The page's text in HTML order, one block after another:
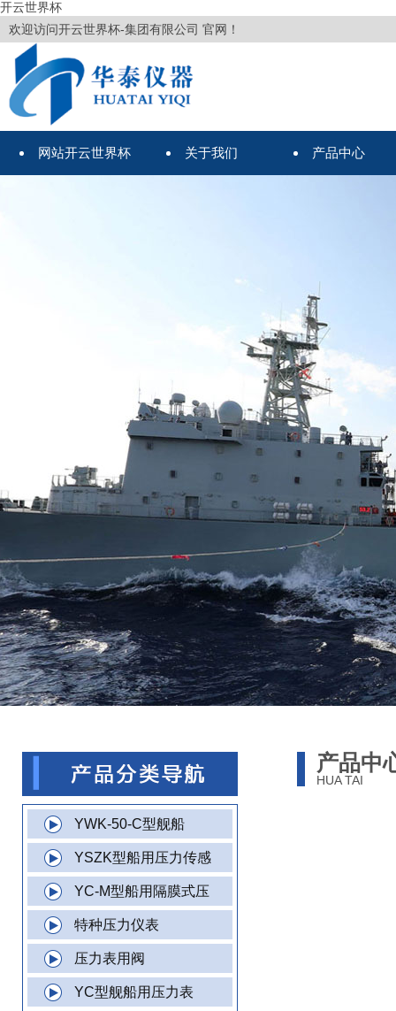
开云世界杯
欢迎访问开云世界杯-集团有限公司 官网！
网站开云世界杯 关于我们 产品中心
YWK-50-C型舰船
YSZK型船用压力传感
YC-M型船用隔膜式压
特种压力仪表
压力表用阀
YC型舰船用压力表
产品中
HUA TAI